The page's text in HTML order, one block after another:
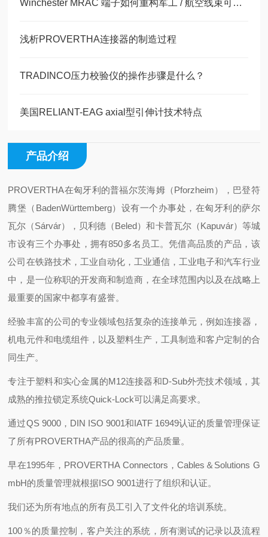
Winchester MRAC 端子如何重构军工 / 航空线束可靠性体系
浅析PROVERTHA连接器的制造过程
TRADINCO压力校验仪的操作步骤是什么？
美国RELIANT-EAG axial型引伸计技术特点
产品介绍
PROVERTHA在匈牙利的普福尔茨海姆（Pforzheim），巴登符
腾堡（BadenWürttemberg）设有一个办事处，在匈牙利的萨尔
瓦尔（Sárvár），贝利德（Beled）和卡普瓦尔（Kapuvár）等城
市设有三个办事处，拥有850多名员工。凭借高品质的产品，该
公司在铁路技术，工业自动化，工业通信，工业电子和汽车行业
中，是一位称职的开发商和制造商，在全球范围内以及在战略上
最重要的国家中都享有盛誉。
经验丰富的公司的专业领域包括复杂的连接单元，例如连接器，
机电元件和电缆组件，以及塑料生产，工具制造和客户定制的合
同生产。
专注于塑料和实心金属的M12连接器和D-Sub外壳技术领域，其
成熟的推拉锁定系统Quick-Lock可以满足高要求。
通过QS 9000，DIN ISO 9001和IATF 16949认证的质量管理保证
了所有PROVERTHA产品的很高的产品质量。
早在1995年，PROVERTHA Connectors，Cables＆Solutions G
mbH的质量管理就根据ISO 9001进行了组织和认证。
我们还为所有地点的所有员工引入了文件化的培训系统。
100％的质量控制，客户关注的系统，所有测试的记录以及流程